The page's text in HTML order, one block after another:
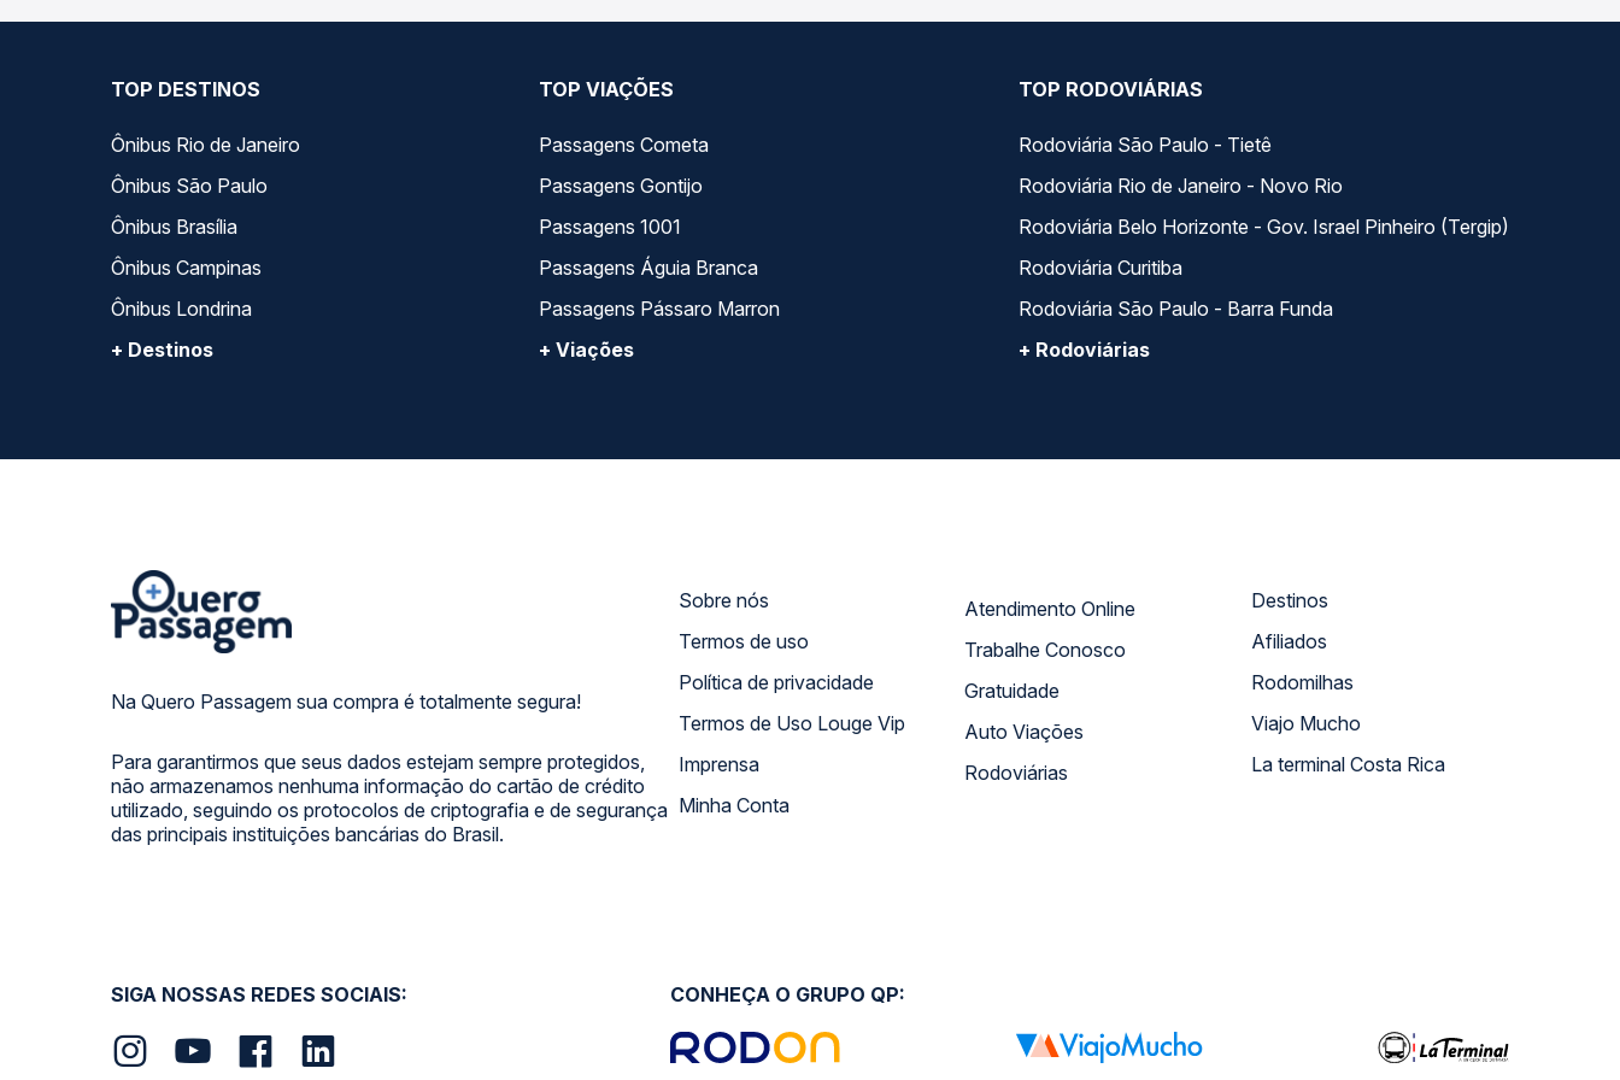
TOP DESTINOS
Ônibus Rio de Janeiro
Ônibus São Paulo
Ônibus Brasília
Ônibus Campinas
Ônibus Londrina
+ Destinos
TOP VIAÇÕES
Passagens Cometa
Passagens Gontijo
Passagens 1001
Passagens Águia Branca
Passagens Pássaro Marron
+ Viações
TOP RODOVIÁRIAS
Rodoviária São Paulo - Tietê
Rodoviária Rio de Janeiro - Novo Rio
Rodoviária Belo Horizonte - Gov. Israel Pinheiro (Tergip)
Rodoviária Curitiba
Rodoviária São Paulo - Barra Funda
+ Rodoviárias
Na Quero Passagem sua compra é totalmente segura!
Para garantirmos que seus dados estejam sempre protegidos,
não armazenamos nenhuma informação do cartão de crédito
utilizado, seguindo os protocolos de criptografia e de segurança
das principais instituições bancárias do Brasil.
Sobre nós
Termos de uso
Política de privacidade
Termos de Uso Louge Vip
Imprensa
Minha Conta
Atendimento Online
Trabalhe Conosco
Gratuidade
Auto Viações
Rodoviárias
Destinos
Afiliados
Rodomilhas
Viajo Mucho
La terminal Costa Rica
SIGA NOSSAS REDES SOCIAIS: CONHEÇA O GRUPO QP: